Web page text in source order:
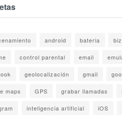
android bateria
control parental email
geolocalización gmail
maps GPS grabar llamadas
inteligencia artificial iOS